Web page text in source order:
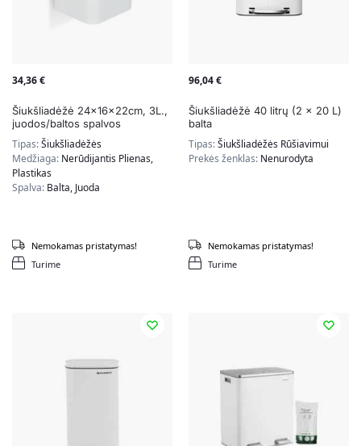
34,36€
Šiukšliadėžė 24x16x22cm, 3L.,
juodos/baltos spalvos
Tipas:Šiukšliadėžės
Medžiaga: Nerūdijantis Plienas,
Plastikas
Spalva: Balta, Juoda
Turime
Nemokamas pristatymas!
96,04€
Šiukšliadėžė 40 litrų (2 x 20 L)
balta
Tipas:Šiukšliadėžės Rūšiavimui
Prekės ženklas: Nenurodyta
Turime
Nemokamas pristatymas!